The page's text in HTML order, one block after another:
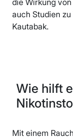
auch Studien
Kautabak.
Wie hilft
Mit einem